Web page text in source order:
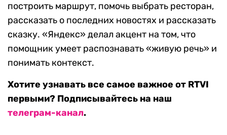
построить маршрут, помочь выбрать ресторан,
рассказать о последних новостях и рассказать
сказку. «Яндекс» делал акцент на том, что
помощник умеет распознавать «живую речь» и
понимать контекст.
Хотите узнавать все самое важное от RTVI
первыми? Подписывайтесь на наш
телеграм-канал.